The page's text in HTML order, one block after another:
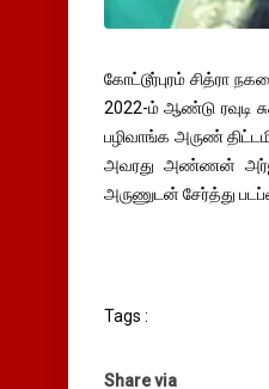
கோட்டூர்புரம் சித்ரா
2022-ம் ஆண்டு ரவுடி
பழிவாங்க அருண்
அவரது அண்ணன்
அருணுடன் சேர்த்து
Tags :
Share via